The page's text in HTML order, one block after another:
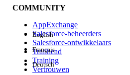
Ervaring
COMMUNITY
AppExchange
Salesforce-beheerders
Salesforce-ontwikkelaars
Trailhead
Training
Vertrouwen
English
Français
Deutsch